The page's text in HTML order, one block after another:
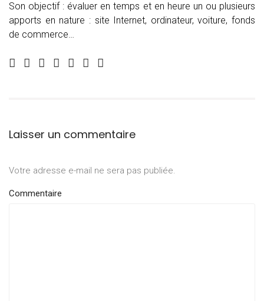
Son objectif : évaluer en temps et en heure un ou plusieurs
apports en nature : site Internet, ordinateur, voiture, fonds
de commerce…
Laisser un commentaire
Votre adresse e-mail ne sera pas publiée.
Commentaire